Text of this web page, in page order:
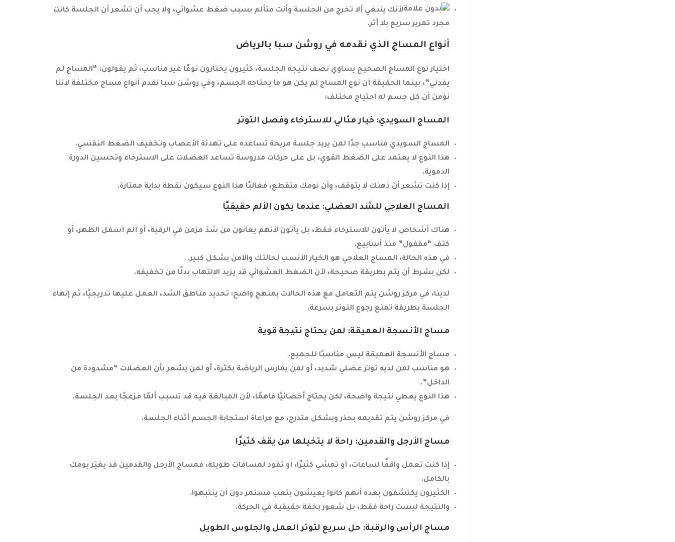
لأنك ينبغي ألا تخرج من الجلسة وأنت متألم بسبب ضغط عشوائي، ولا يجب أن تشعر أن الجلسة كانت
مجرد تمرير سريع بلا أثر.
أنواع المساج الذي نقدمه في روشن سبا بالرياض
اختيار نوع المساج الصحيح يساوي نصف نتيجة الجلسة، كثيرون يختارون نوعًا غير مناسب، ثم يقولون: “المساج لم
يفدني”، بينما الحقيقة أن نوع المساج لم يكن هو ما يحتاجه الجسم، وفي روشن سبا نقدم أنواع مساج مختلفة لأننا
نؤمن أن كل جسم له احتياج مختلف:
المساج السويدي: خيار مثالي للاسترخاء وفصل التوتر
المساج السويدي مناسب جدًا لمن يريد جلسة مريحة تساعده على تهدئة الأعصاب وتخفيف الضغط النفسي.
هذا النوع لا يعتمد على الضغط القوي، بل على حركات مدروسة تساعد العضلات على الاسترخاء وتحسين الدورة
الدموية.
إذا كنت تشعر أن ذهنك لا يتوقف، وأن نومك متقطع، فغالبًا هذا النوع سيكون نقطة بداية ممتازة.
المساج العلاجي للشد العضلي: عندما يكون الألم حقيقيًا
هناك أشخاص لا يأتون للاسترخاء فقط، بل يأتون لأنهم يعانون من شدّ مزمن في الرقبة، أو ألم أسفل الظهر، أو
كتف “مقفول” منذ أسابيع.
في هذه الحالة، المساج العلاجي هو الخيار الأنسب لحالتك والآمن بشكل كبير.
لكن بشرط أن يتم بطريقة صحيحة، لأن الضغط العشوائي قد يزيد الالتهاب بدلًا من تخفيفه.
لدينا، في مركز روشن يتم التعامل مع هذه الحالات بمنهج واضح: تحديد مناطق الشد، العمل عليها تدريجيًا، ثم إنهاء
الجلسة بطريقة تمنع رجوع التوتر بسرعة.
مساج الأنسجة العميقة: لمن يحتاج نتيجة قوية
مساج الأنسجة العميقة ليس مناسبًا للجميع.
هو مناسب لمن لديه توتر عضلي شديد، أو لمن يمارس الرياضة بكثرة، أو لمن يشعر بأن العضلات “مشدودة من
الداخل”.
هذا النوع يعطي نتيجة واضحة، لكن يحتاج أخصائيًا فاهمًا، لأن المبالغة فيه قد تسبب ألمًا مزعجًا بعد الجلسة.
في مركز روشن يتم تقديمه بحذر وبشكل متدرج، مع مراعاة استجابة الجسم أثناء الجلسة.
مساج الأرجل والقدمين: راحة لا يتخيلها من يقف كثيرًا
إذا كنت تعمل واقفًا لساعات، أو تمشي كثيرًا، أو تقود لمسافات طويلة، فمساج الأرجل والقدمين قد يغيّر يومك
بالكامل.
الكثيرون يكتشفون بعده أنهم كانوا يعيشون بتعب مستمر دون أن ينتبهوا.
والنتيجة ليست راحة فقط، بل شعور بخفة حقيقية في الحركة.
مساج الرأس والرقبة: حل سريع لتوتر العمل والجلوس الطويل